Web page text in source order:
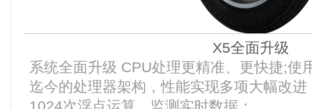
X5全面升级
系统全面升级 CPU处理更精准、更快捷;使
迄今的处理器架构，性能实现多项大幅改